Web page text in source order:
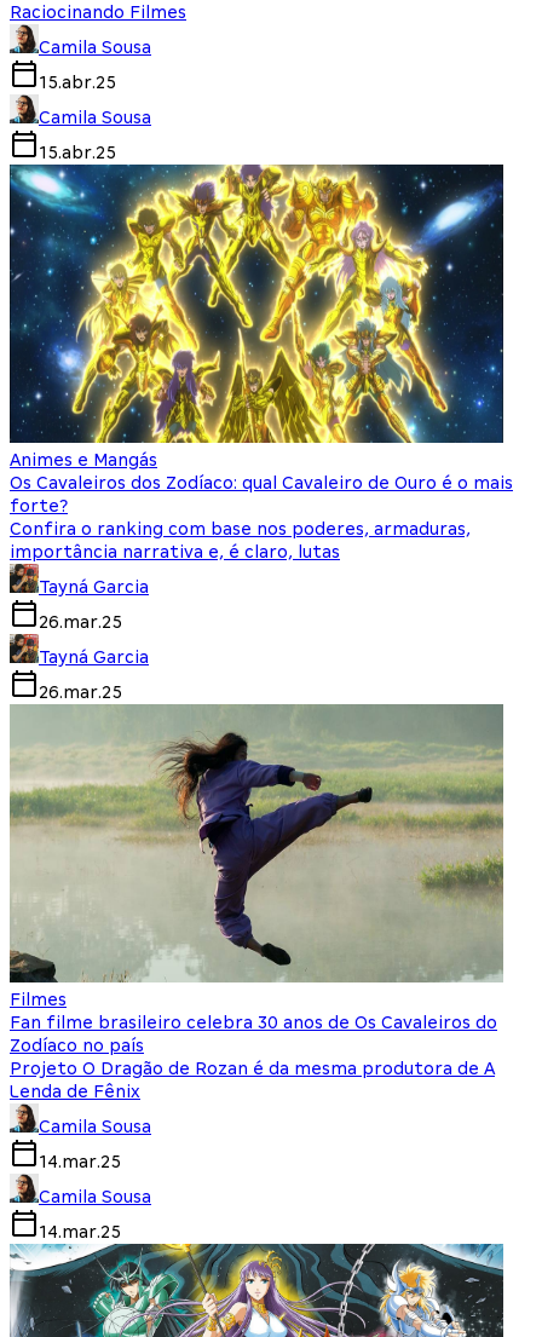
Raciocinando Filmes
Camila Sousa
15.abr.25
Camila Sousa
15.abr.25
Animes e Mangás
Os Cavaleiros dos Zodíaco: qual Cavaleiro de Ouro é o mais
forte?
Confira o ranking com base nos poderes, armaduras,
importância narrativa e, é claro, lutas
Tayná Garcia
26.mar.25
Tayná Garcia
26.mar.25
Filmes
Fan filme brasileiro celebra 30 anos de Os Cavaleiros do
Zodíaco no país
Projeto O Dragão de Rozan é da mesma produtora de A
Lenda de Fênix
Camila Sousa
14.mar.25
Camila Sousa
14.mar.25